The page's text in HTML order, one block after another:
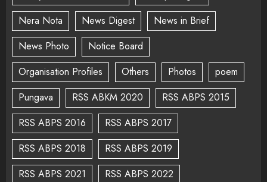
Nera Nota
News Digest
News in Brief
News Photo
Notice Board
Organisation Profiles
Others Photos
poem
Pungava
RSS ABKM 2020
RSS ABPS 2015
RSS ABPS 2016
RSS ABPS 2017
RSS ABPS 2018
RSS ABPS 2019
RSS ABPS 2021
RSS ABPS 2022